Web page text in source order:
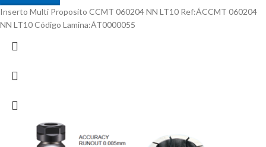
Inserto Multi Proposito CCMT 060204 NN LT10 Ref:ÁCCMT 060204
NN LT10 Código Lamina:ÁT0000055